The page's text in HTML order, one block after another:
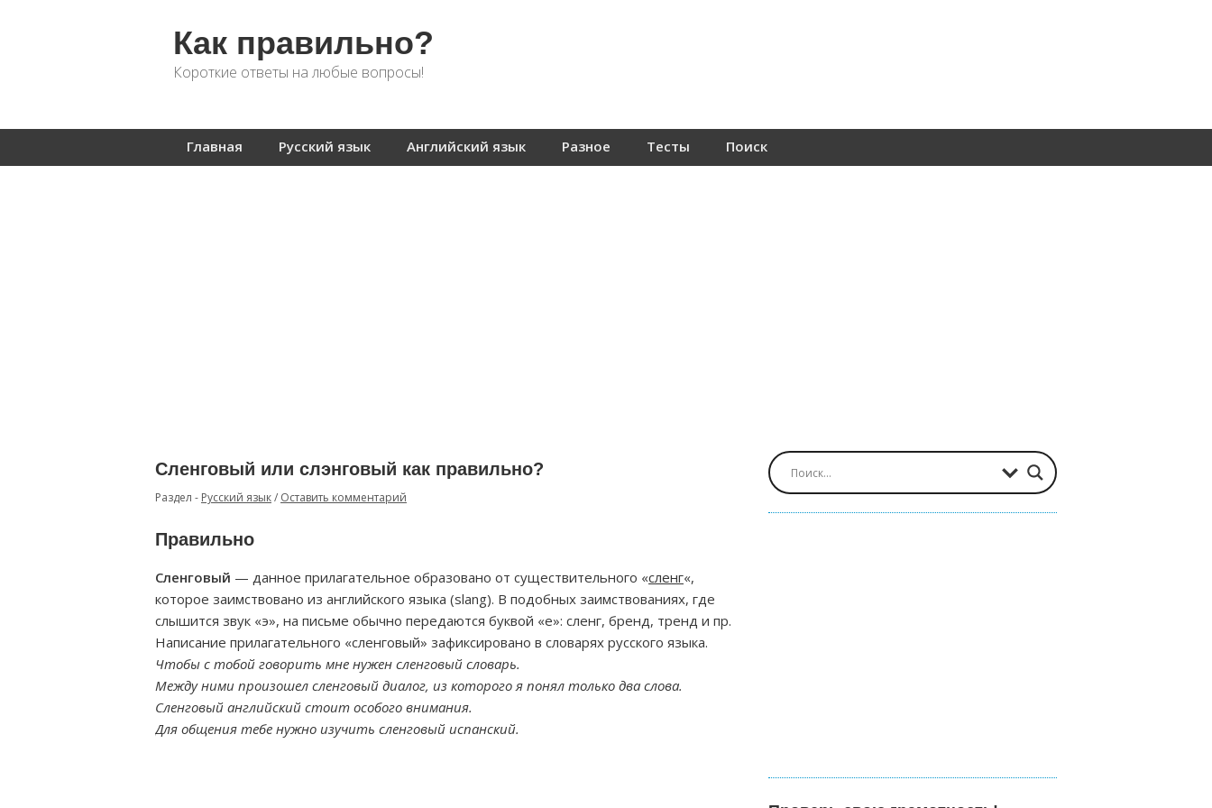
Как правильно?
Короткие ответы на любые вопросы!
Главная Русский язык Английский язык Разное Тесты Поиск
Сленговый или слэнговый как правильно?
Раздел - Русский язык/ Оставить комментарий
Правильно
Сленговый — данное прилагательное образовано от существительного «сленг«,
которое заимствовано из английского языка (slang). В подобных заимствованиях, где
слышится звук «э», на письме обычно передаются буквой «е»: сленг, бренд, тренд и пр.
Написание прилагательного «сленговый» зафиксировано в словарях русского языка.
Чтобы с тобой говорить мне нужен сленговый словарь.
Между ними произошел сленговый диалог, из которого я понял только два слова.
Сленговый английский стоит особого внимания.
Для общения тебе нужно изучить сленговый испанский.